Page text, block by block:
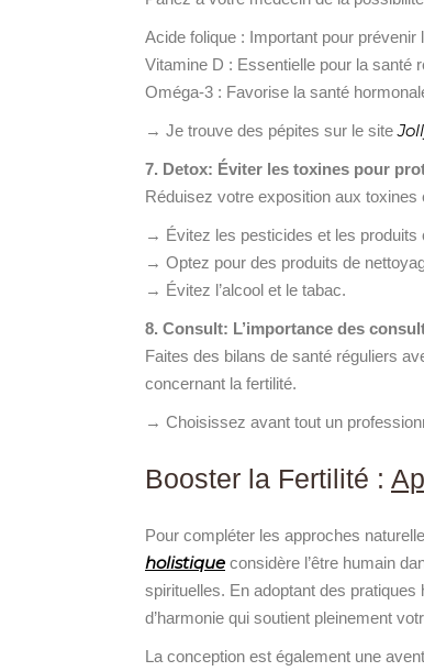
Acide folique : Important pour
Vitamine D : Essentielle pour la santé
Oméga-3 : Favorise la santé
→ Je trouve des pépites sur le site
7. Detox: Éviter les toxines pour
Réduisez votre exposition aux
→ Évitez les pesticides et les produits
→ Optez pour des produits de
→ Évitez l’alcool et le tabac.
8. Consult: L’importance des
Faites des bilans de santé réguliers
concernant la fertilité.
→ Choisissez avant tout un
Booster la Fertilité :
Pour compléter les approches
holistique considère l’être humain
spirituelles. En adoptant des
d’harmonie qui soutient pleinement
La conception est également une